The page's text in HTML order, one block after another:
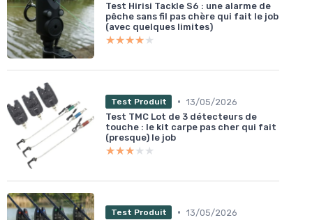
Test Hirisi Tackle S6 : une alarme de
pêche sans fil pas chère qui fait le job
(avec quelques limites)
★★★★★
★★★★★
Test Produit • 13/05/2026
Test TMC Lot de 3 détecteurs de
touche : le kit carpe pas cher qui fait
(presque) le job
★★★★★
★★★★★
Test Produit • 13/05/2026